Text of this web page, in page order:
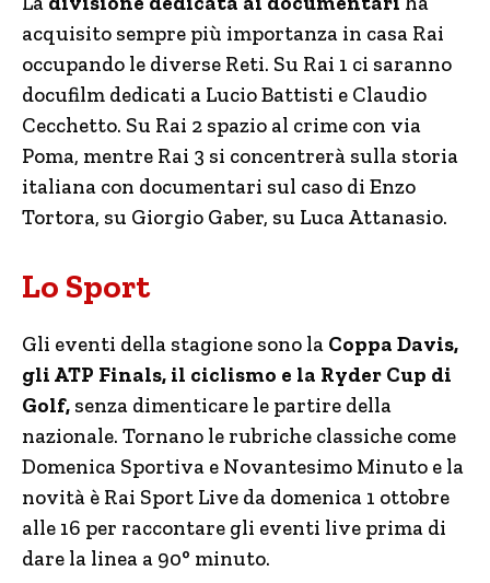
acquisito sempre più importanza in casa Rai
occupando le diverse Reti. Su Rai 1 ci saranno
docufilm dedicati a Lucio Battisti e Claudio
Cecchetto. Su Rai 2 spazio al crime con via
Poma, mentre Rai 3 si concentrerà sulla storia
italiana con documentari sul caso di Enzo
Tortora, su Giorgio Gaber, su Luca Attanasio.
Lo Sport
Gli eventi della stagione sono la Coppa Davis,
gli ATP Finals, il ciclismo e la Ryder Cup di
Golf, senza dimenticare le partire della
nazionale. Tornano le rubriche classiche come
Domenica Sportiva e Novantesimo Minuto e la
novità è Rai Sport Live da domenica 1 ottobre
alle 16 per raccontare gli eventi live prima di
dare la linea a 90° minuto.